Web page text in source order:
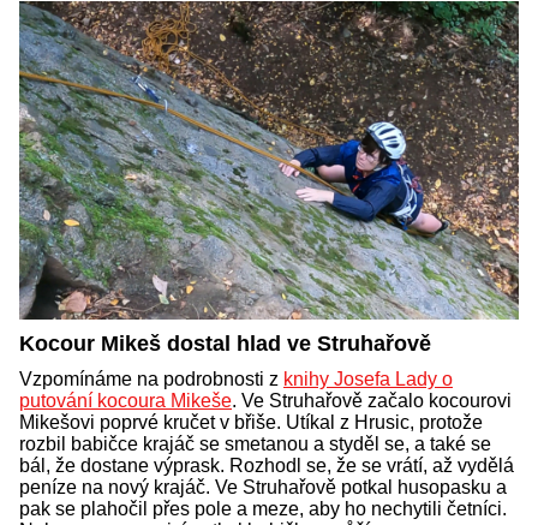
Kocour Mikeš dostal hlad ve Struhařově
Vzpomínáme na podrobnosti z knihy Josefa Lady o
putování kocoura Mikeše. Ve Struhařově začalo kocourovi
Mikešovi poprvé kručet v břiše. Utíkal z Hrusic, protože
rozbil babičce krajáč se smetanou a styděl se, a také se
bál, že dostane výprask. Rozhodl se, že se vrátí, až vydělá
peníze na nový krajáč. Ve Struhařově potkal husopasku a
pak se plahočil přes pole a meze, aby ho nechytili četníci.